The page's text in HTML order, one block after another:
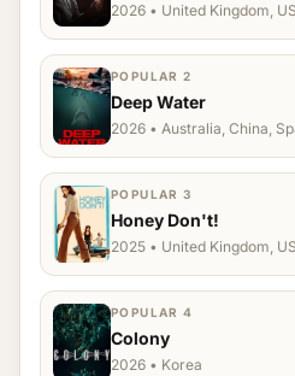
2026 • United Kingdom, US
POPULAR 2
Deep Water
2026 • Australia, China,
POPULAR 3
Honey Don't!
2025 • United Kingdom, US
POPULAR 4
Colony
2026 • Korea